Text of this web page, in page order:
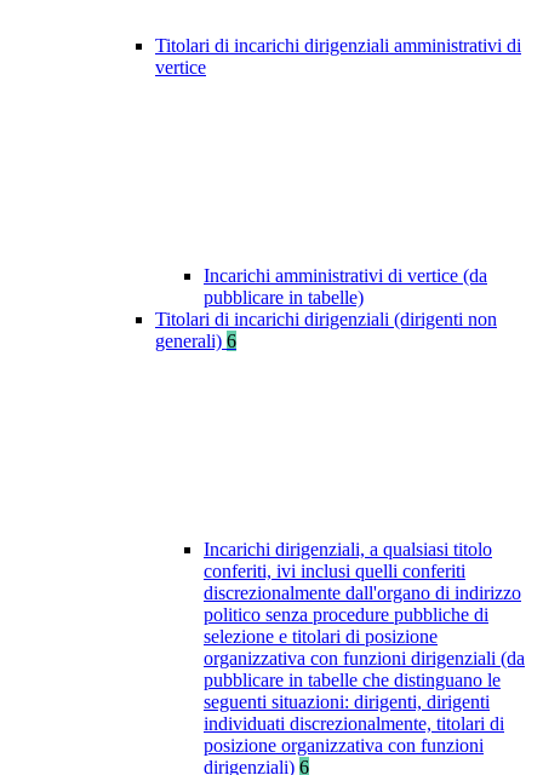
Titolari di incarichi dirigenziali amministrativi di
vertice
Incarichi amministrativi di vertice (da
pubblicare in tabelle)
Titolari di incarichi dirigenziali (dirigenti non
generali) 6
Incarichi dirigenziali, a qualsiasi titolo
conferiti, ivi inclusi quelli conferiti
discrezionalmente dall'organo di indirizzo
politico senza procedure pubbliche di
selezione e titolari di posizione
organizzativa con funzioni dirigenziali (da
pubblicare in tabelle che distinguano le
seguenti situazioni: dirigenti, dirigenti
individuati discrezionalmente, titolari di
posizione organizzativa con funzioni
dirigenziali) 6